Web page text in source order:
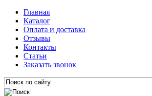
Главная
Каталог
Оплата и доставка
Отзывы
Контакты
Статьи
Заказать звонок